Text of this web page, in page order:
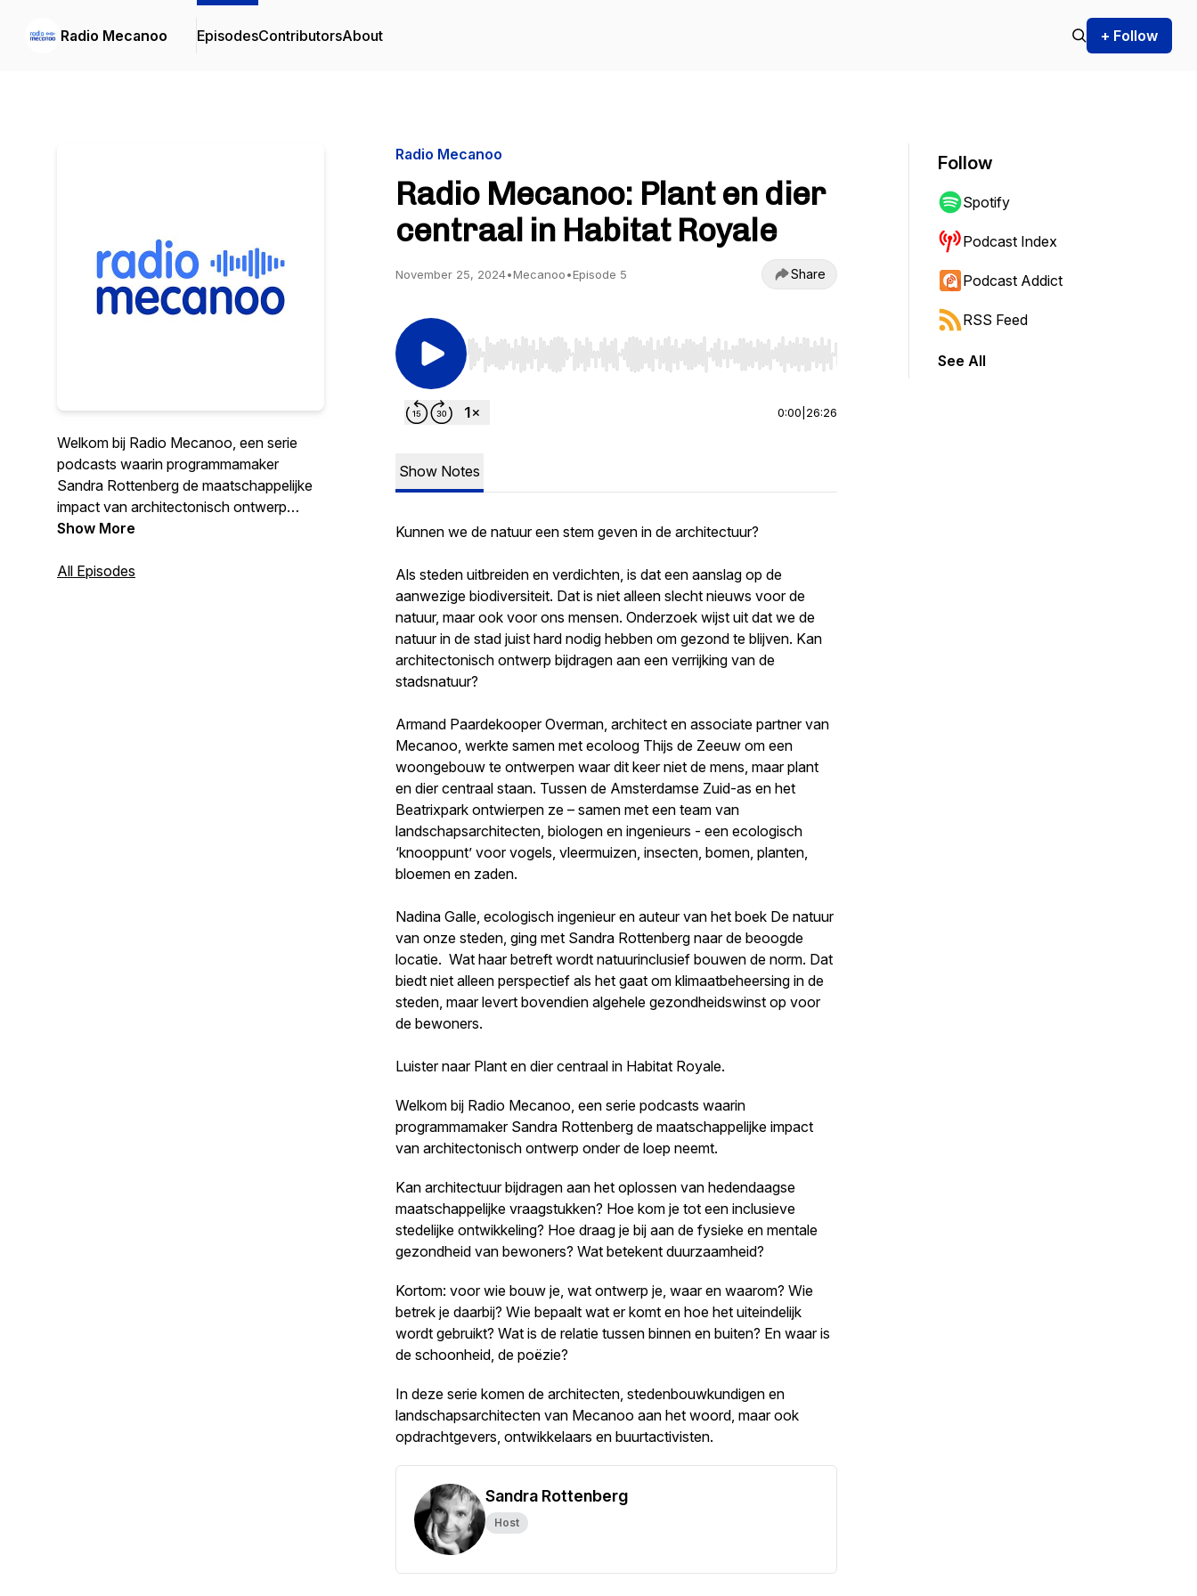
Radio Mecanoo EpisodesContributorsAbout + Follow
Welkom bij Radio Mecanoo, een serie
podcasts waarin programmamaker
Sandra Rottenberg de maatschappelijke
impact van architectonisch ontwerp
onder de loep neemt.
Show More
All Episodes
Radio Mecanoo
Radio Mecanoo: Plant en dier
centraal in Habitat Royale
November 25, 2024•Mecanoo•Episode 5 Share
Use Left/Right to seek, Home/End to jump to start or end. Hold shift to jump forward or backward.
0:00 26:26
Show Notes
Kunnen we de natuur een stem geven in de architectuur?
Als steden uitbreiden en verdichten, is dat een aanslag op de
aanwezige biodiversiteit. Dat is niet alleen slecht nieuws voor de
natuur, maar ook voor ons mensen. Onderzoek wijst uit dat we de
natuur in de stad juist hard nodig hebben om gezond te blijven. Kan
architectonisch ontwerp bijdragen aan een verrijking van de
stadsnatuur?
Armand Paardekooper Overman, architect en associate partner van
Mecanoo, werkte samen met ecoloog Thijs de Zeeuw om een
woongebouw te ontwerpen waar dit keer niet de mens, maar plant
en dier centraal staan. Tussen de Amsterdamse Zuid-as en het
Beatrixpark ontwierpen ze – samen met een team van
landschapsarchitecten, biologen en ingenieurs - een ecologisch
‘knooppunt’ voor vogels, vleermuizen, insecten, bomen, planten,
bloemen en zaden.
Nadina Galle, ecologisch ingenieur en auteur van het boek De natuur
van onze steden, ging met Sandra Rottenberg naar de beoogde
locatie. Wat haar betreft wordt natuurinclusief bouwen de norm. Dat
biedt niet alleen perspectief als het gaat om klimaatbeheersing in de
steden, maar levert bovendien algehele gezondheidswinst op voor
de bewoners.
Luister naar Plant en dier centraal in Habitat Royale.
Welkom bij Radio Mecanoo, een serie podcasts waarin
programmamaker Sandra Rottenberg de maatschappelijke impact
van architectonisch ontwerp onder de loep neemt.
Kan architectuur bijdragen aan het oplossen van hedendaagse
maatschappelijke vraagstukken? Hoe kom je tot een inclusieve
stedelijke ontwikkeling? Hoe draag je bij aan de fysieke en mentale
gezondheid van bewoners? Wat betekent duurzaamheid?
Kortom: voor wie bouw je, wat ontwerp je, waar en waarom? Wie
betrek je daarbij? Wie bepaalt wat er komt en hoe het uiteindelijk
wordt gebruikt? Wat is de relatie tussen binnen en buiten? En waar is
de schoonheid, de poëzie?
In deze serie komen de architecten, stedenbouwkundigen en
landschapsarchitecten van Mecanoo aan het woord, maar ook
opdrachtgevers, ontwikkelaars en buurtactivisten.
Sandra Rottenberg
Host
Follow
Spotify
Podcast Index
Podcast Addict
RSS Feed
See All